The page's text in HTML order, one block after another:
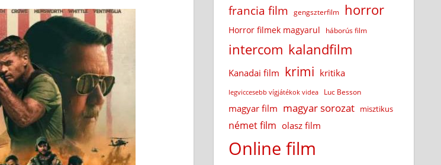
francia film gengszterfilm horror
Horror filmek magyarul háborús film
intercom kalandfilm
Kanadai film krimi kritika
legviccesebb vígjátékok videa Luc Besson
magyar film magyar sorozat misztikus
német film olasz film
Online film